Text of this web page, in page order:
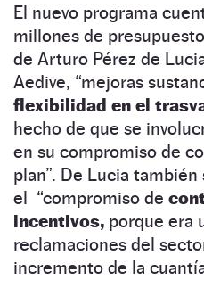
El nuevo programa
millones de
de Arturo Pérez de
Aedive, “mejoras
flexibilidad en el
hecho de que se
en su compromiso de
plan”. De Lucia
el “compromiso de
incentivos, porque era
reclamaciones del
incremento de la